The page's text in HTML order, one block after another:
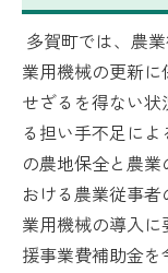
多賀町では、農
業用機械の更新
せざるを得ない
る担い手不足に
の農地保全と農
おける農業従事
業用機械の導入
援事業費補助金を